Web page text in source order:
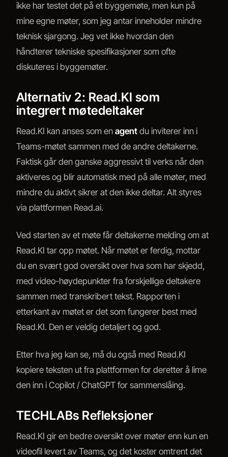
ikke har testet det på et byggemøte, men kun på
mine egne møter, som jeg antar inneholder mindre
teknisk sjargong. Jeg vet ikke hvordan den
håndterer tekniske spesifikasjoner som ofte
diskuteres i byggemøter.
Alternativ 2: Read.KI som
integrert møtedeltaker
Read.KI kan anses som en agent du inviterer inn i
Teams-møtet sammen med de andre deltakerne.
Faktisk går den ganske aggressivt til verks når den
aktiveres og blir automatisk med på alle møter, med
mindre du aktivt sikrer at den ikke deltar. Alt styres
via plattformen Read.ai.
Ved starten av et møte får deltakerne melding om at
Read.KI tar opp møtet. Når møtet er ferdig, mottar
du en svært god oversikt over hva som har skjedd,
med video-høydepunkter fra forskjellige deltakere
sammen med transkribert tekst. Rapporten i
etterkant av møtet er det som fungerer best med
Read.KI. Den er veldig detaljert og god.
Etter hva jeg kan se, må du også med Read.KI
kopiere teksten ut fra plattformen for deretter å lime
den inn i Copilot / ChatGPT for sammenslåing.
TECHLABs Refleksjoner
Read.KI gir en bedre oversikt over møter enn kun en
videofil levert av Teams, og det koster omtrent det